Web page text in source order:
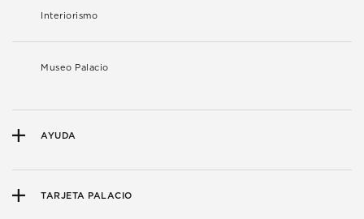
Interiorismo
Museo Palacio
AYUDA
TARJETA PALACIO